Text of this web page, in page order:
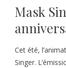
Mask
Cet été,
Singer.